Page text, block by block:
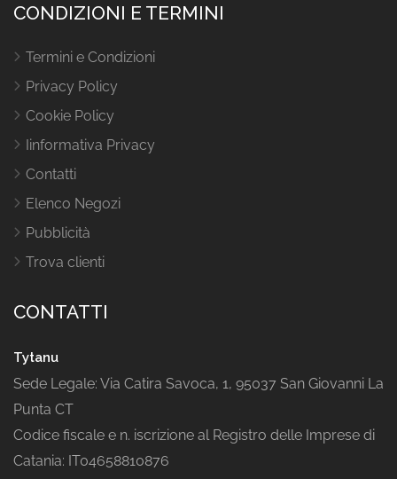
CONDIZIONI E TERMINI
Termini e Condizioni
Privacy Policy
Cookie Policy
Iinformativa Privacy
Contatti
Elenco Negozi
Pubblicità
Trova clienti
CONTATTI
Tytanu
Sede Legale: Via Catira Savoca, 1, 95037 San Giovanni La
Punta CT
Codice fiscale e n. iscrizione al Registro delle Imprese di
Catania: IT04658810876